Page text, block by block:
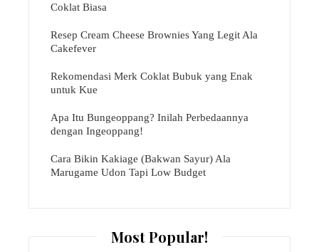
Coklat Biasa
Resep Cream Cheese Brownies Yang Legit Ala
Cakefever
Rekomendasi Merk Coklat Bubuk yang Enak
untuk Kue
Apa Itu Bungeoppang? Inilah Perbedaannya
dengan Ingeoppang!
Cara Bikin Kakiage (Bakwan Sayur) Ala
Marugame Udon Tapi Low Budget
Most Popular!